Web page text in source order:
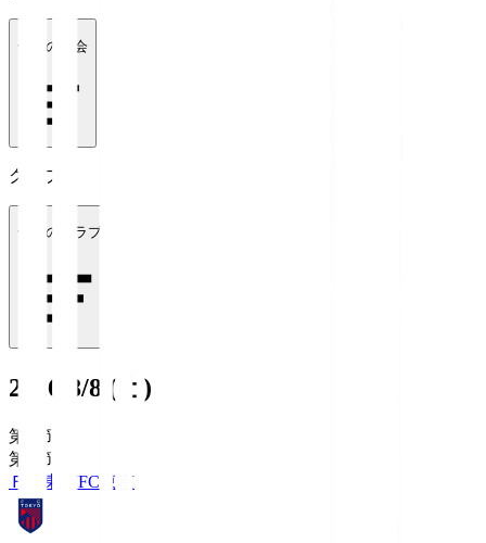
全ての大会
クラブ
全てのクラブ
2026/8/8 (土)
第1節
第1節
ＦＣ東京FC東京